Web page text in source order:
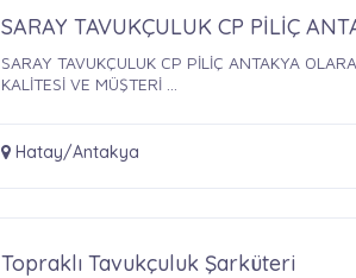
SARAY TAVUKÇULUK CP PİLİÇ
SARAY TAVUKÇULUK CP PİLİÇ ANTAKYA
KALİTESİ VE MÜŞTERİ ...
Hatay/Antakya
Topraklı Tavukçuluk Şarküteri